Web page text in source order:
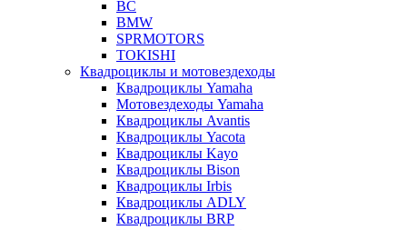
BC
BMW
SPRMOTORS
TOKISHI
Квадроциклы и мотовездеходы
Квадроциклы Yamaha
Мотовездеходы Yamaha
Квадроциклы Avantis
Квадроциклы Yacota
Квадроциклы Kayo
Квадроциклы Bison
Квадроциклы Irbis
Квадроциклы ADLY
Квадроциклы BRP